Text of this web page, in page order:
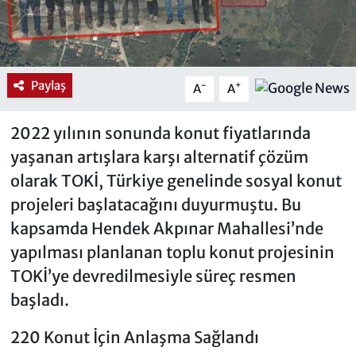
Paylaş A- A+
2022 yılının sonunda konut fiyatlarında
yaşanan artışlara karşı alternatif çözüm
olarak TOKİ, Türkiye genelinde sosyal konut
projeleri başlatacağını duyurmuştu. Bu
kapsamda Hendek Akpınar Mahallesi’nde
yapılması planlanan toplu konut projesinin
TOKİ’ye devredilmesiyle süreç resmen
başladı.
220 Konut İçin Anlaşma Sağlandı